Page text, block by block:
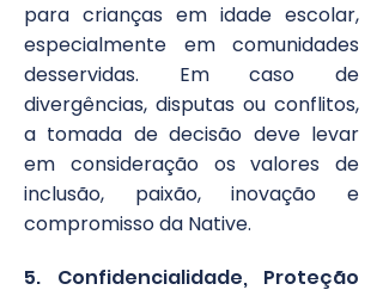
para crianças em idade escolar,
especialmente em comunidades
desservidas. Em caso de
divergências, disputas ou conflitos,
a tomada de decisão deve levar
em consideração os valores de
inclusão, paixão, inovação e
compromisso da Native.​
5. Confidencialidade, Proteção